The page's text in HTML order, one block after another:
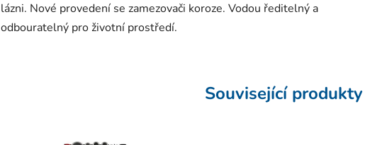
lázni. Nové provedení se zamezovači koroze. Vodou ředitelný a
odbouratelný pro životní prostředí.
Související produkty